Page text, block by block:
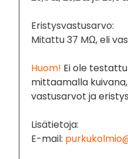
Eristysvastusarvo:
Mitattu 37 MΩ, eli
Huom! Ei ole
mittaamalla kuivana,
vastusarvot ja
Lisätietoja:
E-mail: